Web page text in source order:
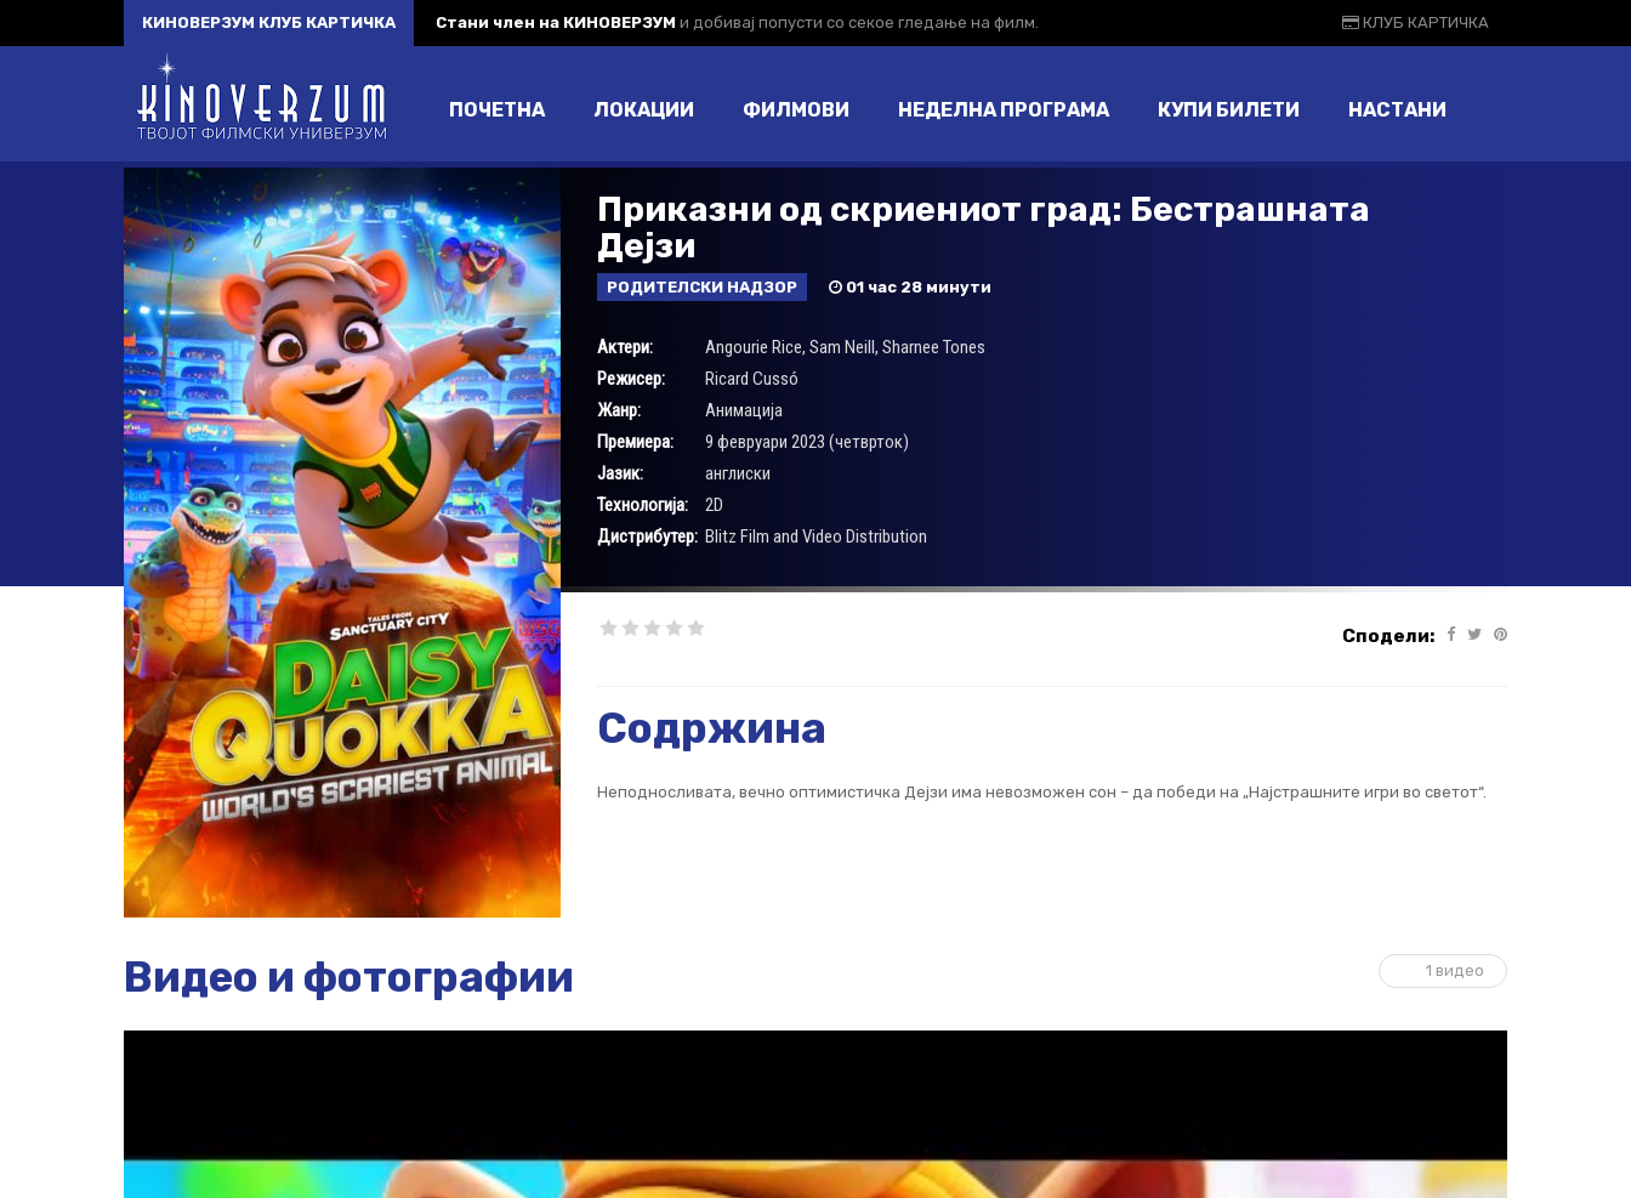
КИНОВЕРЗУМ КЛУБ КАРТИЧКА Стани член на КИНОВЕРЗУМ и добивај попусти со секое гледање на филм. КЛУБ КАРТИЧКА
ПОЧЕТНА ЛОКАЦИИ ФИЛМОВИ НЕДЕЛНА ПРОГРАМА КУПИ БИЛЕТИ НАСТАНИ
Приказни од скриениот град: Бестрашната
Дејзи
РОДИТЕЛСКИ НАДЗОР 01 час 28 минути
Актери: Angourie Rice, Sam Neill, Sharnee Tones
Режисер:
Ricard Cussó
Жанр:
Анимација
Премиера:
9 февруари 2023 (четврток)
Јазик:
англиски
Технологија:
2D
Дистрибутер: Blitz Film and Video Distribution
Сподели:
Содржина
Неподносливата, вечно оптимистичка Дејзи има невозможен сон – да победи на „Најстрашните игри во светот“.
Видео и фотографии 1 видео